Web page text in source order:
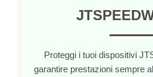
Proteggi i tuoi dispositivi
garantire prestazioni sempre